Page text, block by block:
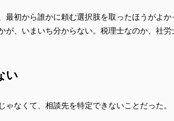
最初から誰かに頼む選択肢を取ったほうがよ
が、いまいち分からない。税理士なのか、社
い
なくて、相談先を特定できないことだった。